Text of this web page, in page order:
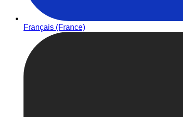
Français (France)